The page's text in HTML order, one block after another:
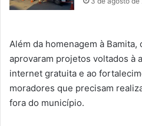
Além da homenagem à
aprovaram projetos voltados à
internet gratuita e ao
moradores que precisam
fora do município.